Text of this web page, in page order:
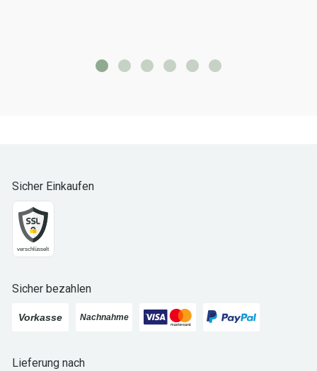
Sicher Einkaufen
Sicher bezahlen
Lieferung nach